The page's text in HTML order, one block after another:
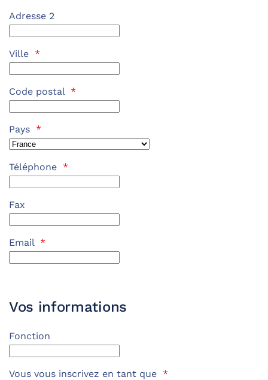
Adresse 2
Ville *
Code postal *
Pays *
Téléphone *
Fax
Email *
Vos informations
Fonction
Vous vous inscrivez en tant que *